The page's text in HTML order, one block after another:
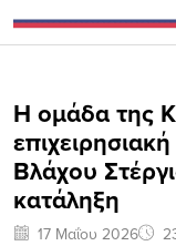
Η ομάδα της
Βλάχου
κατάληξη
17 Μαΐου 2026